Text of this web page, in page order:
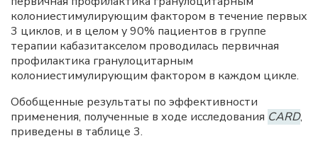
колониестимулирующим фактором в течение первых
3 циклов, и в целом у 90% пациентов в группе
терапии кабазитакселом проводилась первичная
профилактика гранулоцитарным
колониестимулирующим фактором в каждом цикле.
Обобщенные результаты по эффективности
применения, полученные в ходе исследования CARD,
приведены в таблице 3.